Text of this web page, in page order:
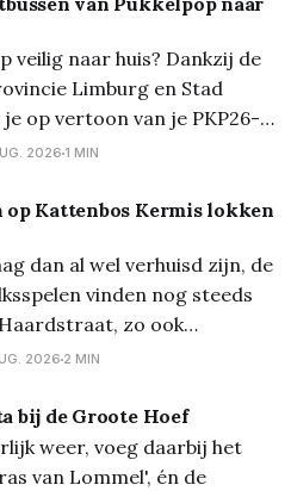
veilig naar huis? Dankzij de
Limburg en Stad
op vertoon van je PKP26-
gebruik maken van de
een speciale halte bij het
in Kiewit na afloop van de
van
2026 1 MIN
op Kattenbos Kermis lokken
dan al wel verhuisd zijn, de
vinden nog steeds
zo ook
een loden zon kwamen
deze jaarlijkse leuke
tot paalklimmen en
pret kon niet
2026 2 MIN
bij de Groote Hoef
weer, voeg daarbij het
van Lommel', én de